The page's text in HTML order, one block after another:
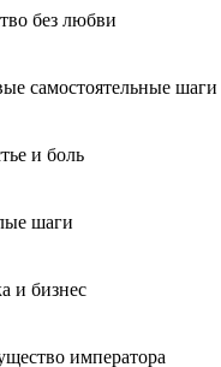
без любви
самостоятельные шаги
и боль
шаги
и бизнес
императора